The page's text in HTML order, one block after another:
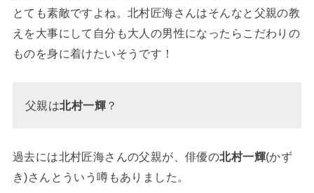
とても素敵ですよね。北村匠海さんはそんなと父親の教
えを大事にして自分も大人の男性になったらこだわりの
ものを身に着けたいそうです！
父親は北村一輝？
過去には北村匠海さんの父親が、俳優の北村一輝(かず
き)さんとういう噂もありました。